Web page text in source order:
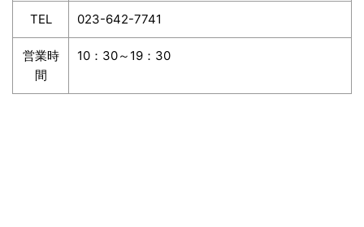
TEL 023-642-7741
営業時
間
10：30～19：30